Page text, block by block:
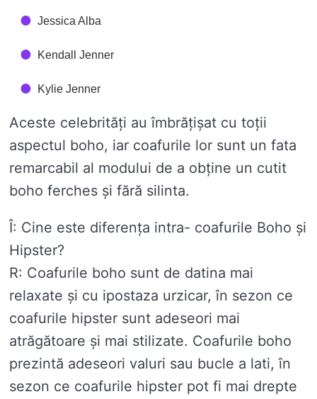
Jessica Alba
Kendall Jenner
Kylie Jenner
Aceste celebrități au îmbrățișat cu toții
aspectul boho, iar coafurile lor sunt un fata
remarcabil al modului de a obține un cutit
boho ferches și fără silinta.
Î: Cine este diferența intra- coafurile Boho și
Hipster?
R: Coafurile boho sunt de datina mai
relaxate și cu ipostaza urzicar, în sezon ce
coafurile hipster sunt adeseori mai
atrăgătoare și mai stilizate. Coafurile boho
prezintă adeseori valuri sau bucle a lati, în
sezon ce coafurile hipster pot fi mai drepte